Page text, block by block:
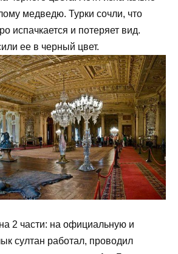
медведю. Турки сочли, что
испачкается и потеряет вид.
ее в черный цвет.
2 части: на официальную и
султан работал, проводил